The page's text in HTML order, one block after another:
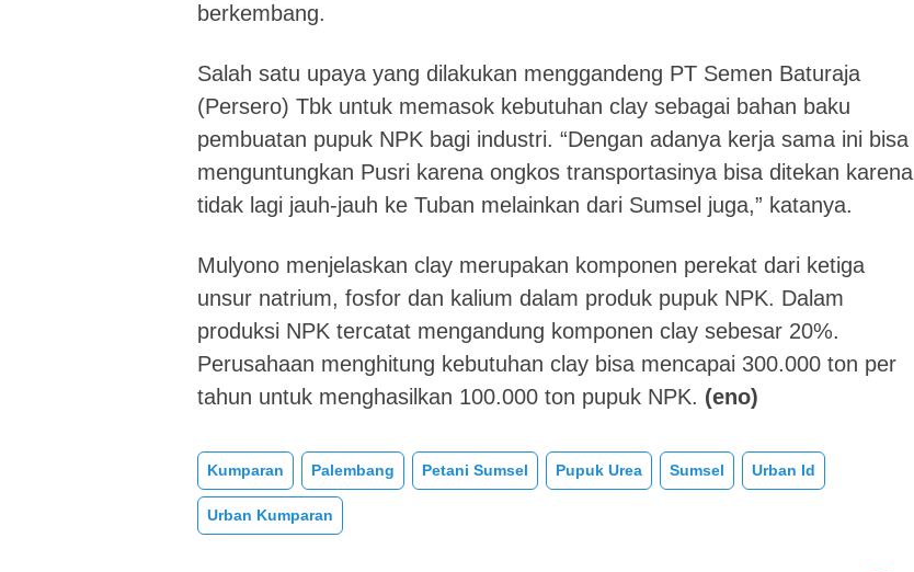
berkembang.
Salah satu upaya yang dilakukan menggandeng PT Semen Baturaja
(Persero) Tbk untuk memasok kebutuhan clay sebagai bahan baku
pembuatan pupuk NPK bagi industri. “Dengan adanya kerja sama ini bisa
menguntungkan Pusri karena ongkos transportasinya bisa ditekan karena
tidak lagi jauh-jauh ke Tuban melainkan dari Sumsel juga,” katanya.
Mulyono menjelaskan clay merupakan komponen perekat dari ketiga
unsur natrium, fosfor dan kalium dalam produk pupuk NPK. Dalam
produksi NPK tercatat mengandung komponen clay sebesar 20%.
Perusahaan menghitung kebutuhan clay bisa mencapai 300.000 ton per
tahun untuk menghasilkan 100.000 ton pupuk NPK. (eno)
Kumparan Palembang Petani Sumsel Pupuk Urea Sumsel Urban Id
Urban Kumparan